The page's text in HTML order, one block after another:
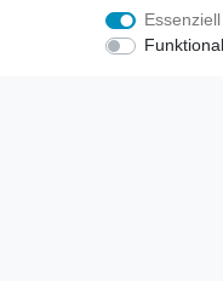
Essenziell
Funktional